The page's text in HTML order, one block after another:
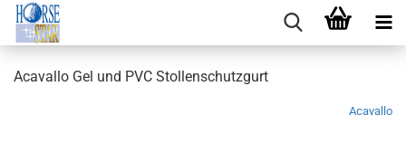
Acavallo Gel und PVC Stollenschutzgurt
Acavallo